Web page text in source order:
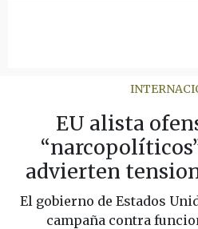
EU alista
advierten
El gobierno de Estados
campaña contra